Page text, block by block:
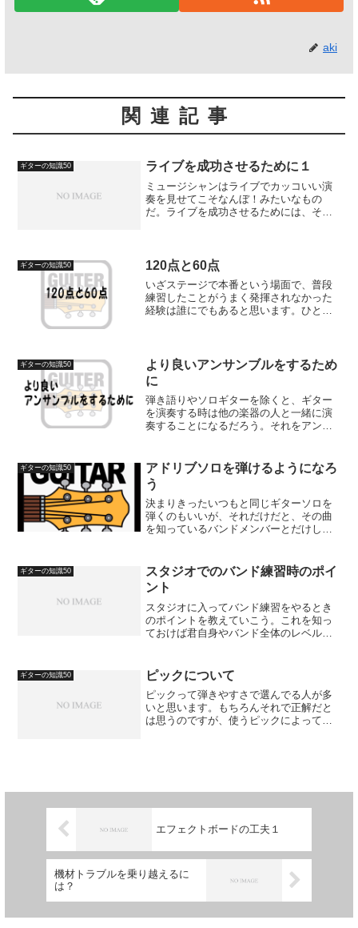
aki
関連記事
ギターの知識50 ライブを成功させるために１
ミュージシャンはライブでカッコいい演
奏を見せてこそなんぼ！みたいなもの
だ。ライブを成功させるためには、それ
ド練で個人練をしてはダメだ...
ギターの知識50 120点と60点
いざステージで本番という場面で、普段
練習したことがうまく発揮されなかった
経験は誰にでもあると思います。ひとり
んの前で演奏する緊...
ギターの知識50
より良いアンサンブルをするため
に
弾き語りやソロギターを除くと、ギター
を演奏する時は他の楽器の人と一緒に演
奏することになるだろう。それをアンサ
バンドをやっているとして、こんな経験
はないだろうか。「一人で...
ギターの知識50
アドリブソロを弾けるようになろ
う
決まりきったいつもと同じギターソロを
弾くのもいいが、それだけだと、その曲
を知っているバンドメンバーとだけしか
をした時に何を弾いたらいいかわからな
いなんて事になってしまう...
ギターの知識50
スタジオでのバンド練習時のポイ
ント
スタジオに入ってバンド練習をやるとき
のポイントを教えていこう。これを知っ
ておけば君自身やバンド全体のレベルア
音量のバランスを取る事。スタジオで大
きな音を出したい気持ちは...
ギターの知識50 ピックについて
ピックって弾きやすさで選んでる人が多
いと思います。もちろんそれで正解だと
は思うのですが、使うピックによって
エフェクトボードの工夫１
機材トラブルを乗り越えるに
は？